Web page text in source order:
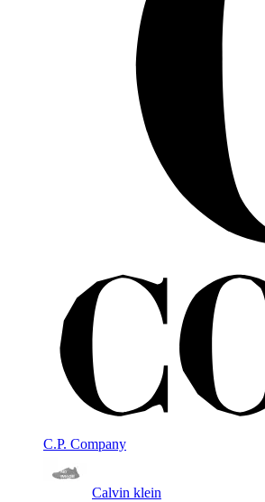
C.P. Company
Calvin klein